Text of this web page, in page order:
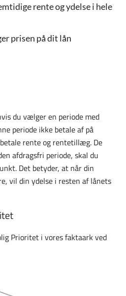
rente og ydelse i hele
prisen på dit lån
du vælger en periode med
periode ikke betale af på
rente og rentetillæg. De
afdragsfri periode, skal du
Det betyder, at når din
vil din ydelse i resten af lånets
Prioritet i vores faktaark ved